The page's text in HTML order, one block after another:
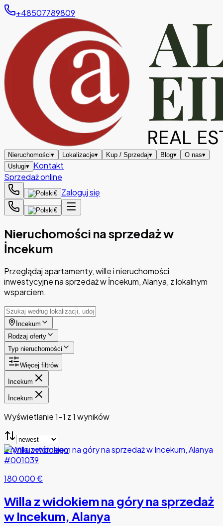
+48507789809
Nieruchomości▾ Lokalizacje▾ Kup / Sprzedaj▾ Blog▾ O nas▾
Usługi▾ Kontakt
Sprzedaż online
€ Zaloguj się
€
Nieruchomości na sprzedaż w
İncekum
Przeglądaj apartamenty, wille i nieruchomości
inwestycyjne na sprzedaż w İncekum, Alanya, z lokalnym
wsparciem.
İncekum
Rodzaj oferty
Typ nieruchomości
Więcej filtrów
İncekum
İncekum
Wyświetlanie 1-1 z 1 wyników
Z rynku wtórnego
#001039
180 000 €
Willa z widokiem na góry na sprzedaż
w Incekum, Alanya